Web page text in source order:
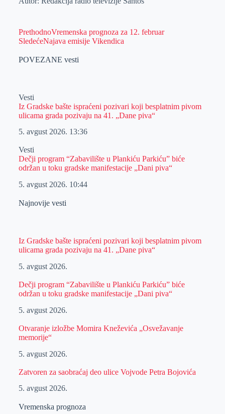
PrethodnoVremenska prognoza za 12. februar
SledećeNajava emisije Vikendica
POVEZANE vesti
Vesti
Iz Gradske bašte ispraćeni pozivari koji besplatnim pivom
ulicama grada pozivaju na 41. „Dane piva“
5. avgust 2026. 13:36
Vesti
Dečji program “Zabavilište u Plankiću Parkiću” biće
održan u toku gradske manifestacije „Dani piva“
5. avgust 2026. 10:44
Najnovije vesti
Iz Gradske bašte ispraćeni pozivari koji besplatnim pivom
ulicama grada pozivaju na 41. „Dane piva“
5. avgust 2026.
Dečji program “Zabavilište u Plankiću Parkiću” biće
održan u toku gradske manifestacije „Dani piva“
5. avgust 2026.
Otvaranje izložbe Momira Kneževića „Osvežavanje
memorije“
5. avgust 2026.
Zatvoren za saobraćaj deo ulice Vojvode Petra Bojovića
5. avgust 2026.
Vremenska prognoza